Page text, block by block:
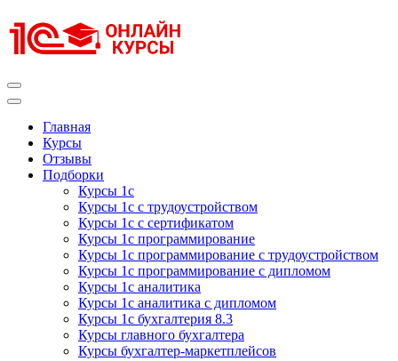
к
содержимому
Главная
Курсы
Отзывы
Подборки
Курсы 1с
Курсы 1с с трудоустройством
Курсы 1с с сертификатом
Курсы 1с программирование
Курсы 1с программирование с трудоустройством
Курсы 1с программирование с дипломом
Курсы 1с аналитика
Курсы 1с аналитика с дипломом
Курсы 1с бухгалтерия 8.3
Курсы главного бухгалтера
Курсы бухгалтер-маркетплейсов